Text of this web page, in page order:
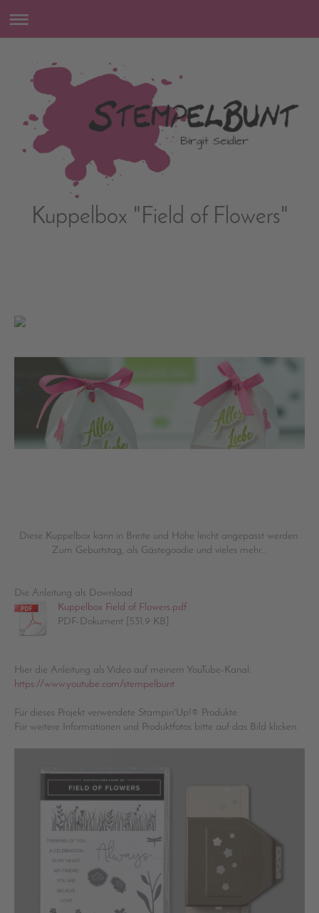
Kuppelbox "Field of Flowers"
Diese Kuppelbox kann in Breite und Höhe leicht angepasst werden.
Zum Geburtstag, als Gästegoodie und vieles mehr...
Die Anleitung als Download
Kuppelbox Field of Flowers.pdf
PDF-Dokument [531.9 KB]
Hier die Anleitung als Video auf meinem YouTube-Kanal:
https://www.youtube.com/stempelbunt
Für dieses Projekt verwendete Stampin'Up!® Produkte:
Für weitere Informationen und Produktfotos bitte auf das Bild klicken.